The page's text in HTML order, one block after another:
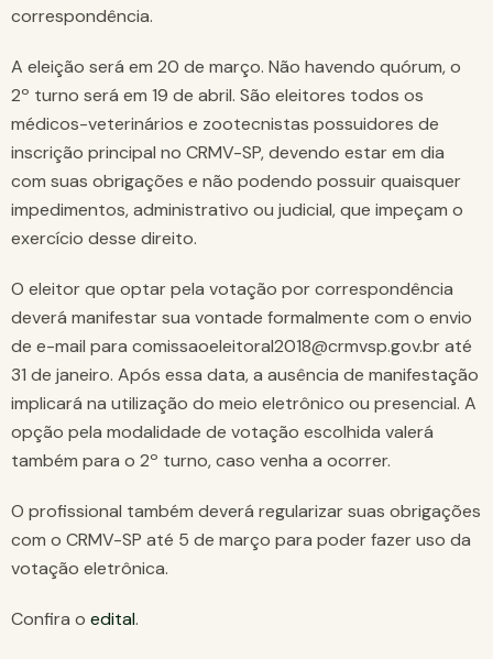
correspondência.
A eleição será em 20 de março. Não havendo quórum, o
2º turno será em 19 de abril. São eleitores todos os
médicos-veterinários e zootecnistas possuidores de
inscrição principal no CRMV-SP, devendo estar em dia
com suas obrigações e não podendo possuir quaisquer
impedimentos, administrativo ou judicial, que impeçam o
exercício desse direito.
O eleitor que optar pela votação por correspondência
deverá manifestar sua vontade formalmente com o envio
de e-mail para comissaoeleitoral2018@crmvsp.gov.br até
31 de janeiro. Após essa data, a ausência de manifestação
implicará na utilização do meio eletrônico ou presencial. A
opção pela modalidade de votação escolhida valerá
também para o 2º turno, caso venha a ocorrer.
O profissional também deverá regularizar suas obrigações
com o CRMV-SP até 5 de março para poder fazer uso da
votação eletrônica.
Confira o edital.